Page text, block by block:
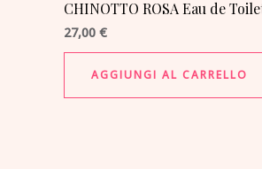
CHINOTTO ROSA Eau de
27,00 €
AGGIUNGI AL CARRELLO